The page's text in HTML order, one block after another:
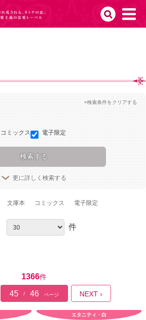
×検索条件をクリアする
コミックス 電子限定
更に詳しく検索する
文庫本 コミックス 電子限定
件
1366件
45 / 46 ページ NEXT ›
エタニティ・白